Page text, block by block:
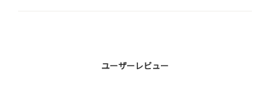
ユーザーレビュー